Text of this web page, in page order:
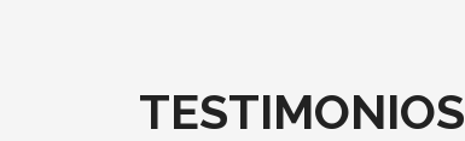
TESTIMONIOS